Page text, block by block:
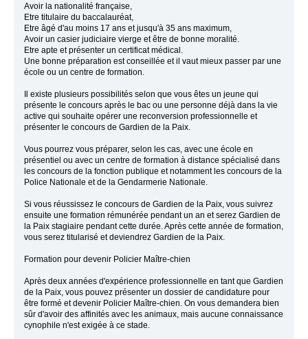
Avoir la nationalité française,
Etre titulaire du baccalauréat,
Etre âgé d'au moins 17 ans et jusqu'à 35 ans maximum,
Avoir un casier judiciaire vierge et être de bonne moralité.
Etre apte et présenter un certificat médical.
Une bonne préparation est conseillée et il vaut mieux passer par une
école ou un centre de formation.
Il existe plusieurs possibilités selon que vous êtes un jeune qui
présente le concours après le bac ou une personne déjà dans la vie
active qui souhaite opérer une reconversion professionnelle et
présenter le concours de Gardien de la Paix.
Vous pourrez vous préparer, selon les cas, avec une école en
présentiel ou avec un centre de formation à distance spécialisé dans
les concours de la fonction publique et notamment les concours de la
Police Nationale et de la Gendarmerie Nationale.
Si vous réussissez le concours de Gardien de la Paix, vous suivrez
ensuite une formation rémunérée pendant un an et serez Gardien de
la Paix stagiaire pendant cette durée. Après cette année de formation,
vous serez titularisé et deviendrez Gardien de la Paix.
Formation pour devenir Policier Maître-chien
Après deux années d'expérience professionnelle en tant que Gardien
de la Paix, vous pouvez présenter un dossier de candidature pour
être formé et devenir Policier Maître-chien. On vous demandera bien
sûr d'avoir des affinités avec les animaux, mais aucune connaissance
cynophile n'est exigée à ce stade.